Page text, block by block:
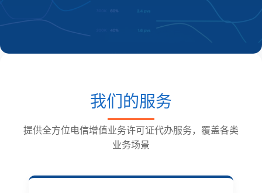
我们的服务
提供全方位电信增值业务许可证代办服务，覆盖各类
业务场景